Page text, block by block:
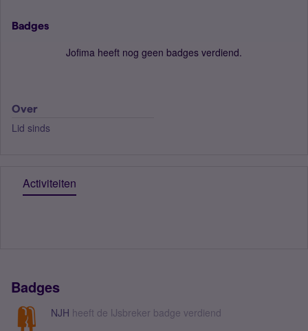
Badges
Jofima heeft nog geen badges verdiend.
Over
Lid sinds
Activiteiten
Badges
NJH heeft de IJsbreker badge verdiend